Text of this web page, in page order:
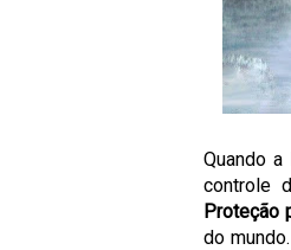
Quando
controle
Proteção
do